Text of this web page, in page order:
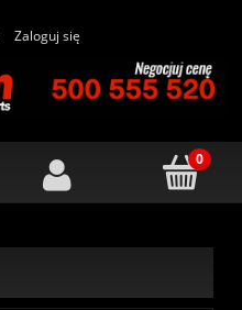
Zaloguj się